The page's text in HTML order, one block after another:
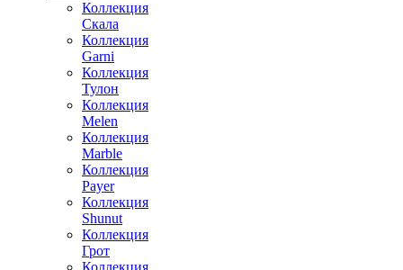
Коллекция
Скала
Коллекция
Garni
Коллекция
Тулон
Коллекция
Melen
Коллекция
Marble
Коллекция
Payer
Коллекция
Shunut
Коллекция
Грот